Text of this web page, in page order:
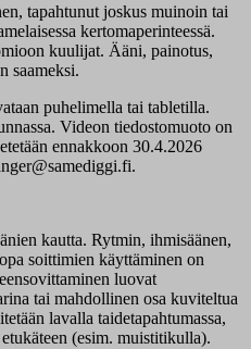
tapahtunut joskus muinoin tai
kertomaperinteessä.
kuulijat. Ääni, painotus,
saameksi.
puhelimella tai tabletilla.
Videon tiedostomuoto on
ennakkoon 30.4.2026
kautta. Rytmin, ihmisäänen,
soittimien käyttäminen on
luovat
tai mahdollinen osa kuviteltua
lavalla taidetapahtumassa,
(esim. muistitikulla).